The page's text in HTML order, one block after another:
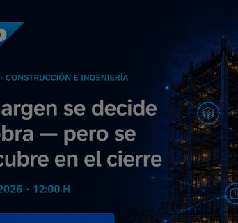
residencial
|
NOTICIAS PRODUCTOS
EMPRESAS
Carpintería Metálica